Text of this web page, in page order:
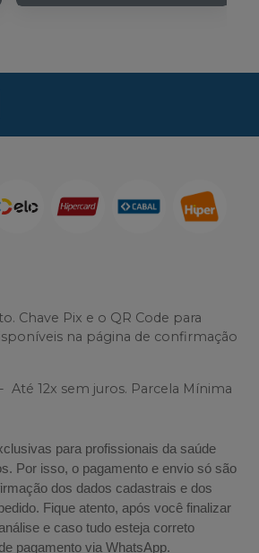
Chave Pix e o QR Code para
na página de confirmação
- Até 12x sem juros. Parcela Mínima
para profissionais da saúde
Por isso, o pagamento e envio só são
dos dados cadastrais e dos
Fique atento, após você finalizar
e caso tudo esteja correto
pagamento via WhatsApp.